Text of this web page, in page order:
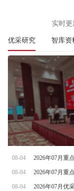
实时
优采研究 智库资
08-04 2026年07月重
08-04 2026年07月重
08-04 2026年07月优